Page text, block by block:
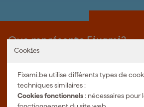
Cookies
Fixami.be utilise différents types de
techniques similaires :
Cookies fonctionnels : nécessaires pour
Que représente Fixami?
Plus d'informations sur Fixami